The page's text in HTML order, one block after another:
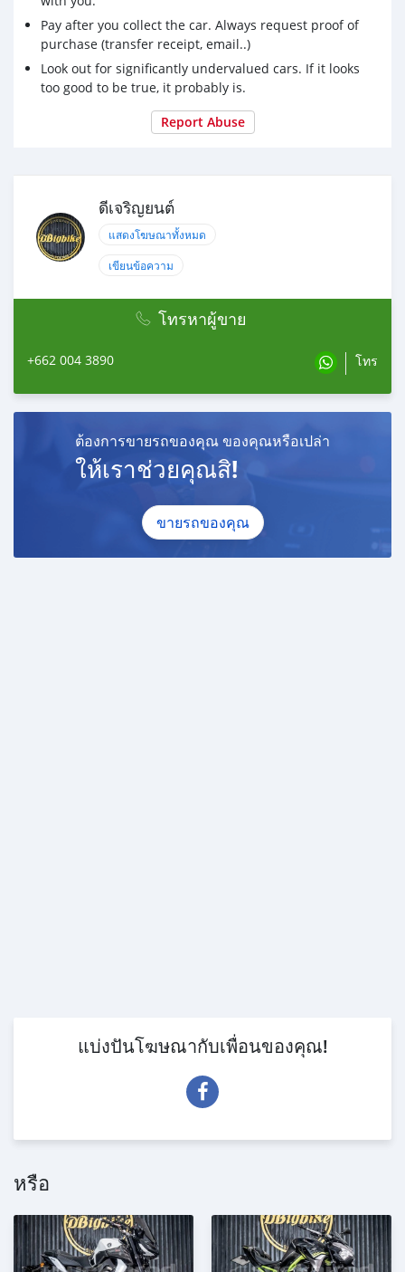
Pay after you collect the car. Always request proof of
purchase (transfer receipt, email..)
Look out for significantly undervalued cars. If it looks
too good to be true, it probably is.
Report Abuse
ดีเจริญยนต์
แสดงโฆษณาทั้งหมด
เขียนข้อความ
โทรหาผู้ขาย
+662 004 3890 โทร
ต้องการขายรถของคุณ ของคุณหรือเปล่า
ให้เราช่วยคุณสิ!
ขายรถของคุณ
แบ่งปันโฆษณากับเพื่อนของคุณ!
หรือ